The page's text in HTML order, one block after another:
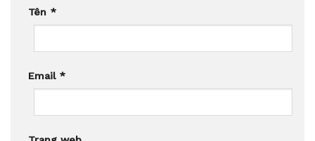
Tên *
Email *